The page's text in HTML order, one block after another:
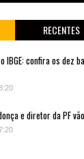
RECENTES
IBGE: confira os dez
e diretor da PF